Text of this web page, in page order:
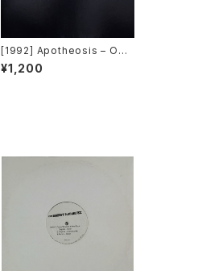
[1992] Apotheosis – Obu
mbratta [Radikal Record
s]
¥1,200